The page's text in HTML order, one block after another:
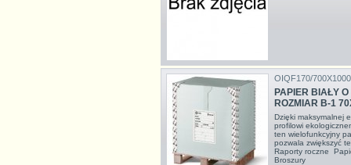
OIQF170/
PAPIER BIAŁY
ROZMIAR B-1
Dzięki maksymalnej
profilowi
ten wielofunkcyjny
pozwala zwiększyć
Raporty roczne
Broszury